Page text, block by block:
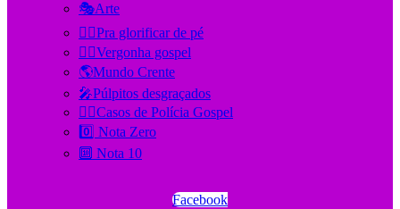
🎭Arte
🙋‍♂️Pra glorificar de pé
🤦‍♂️Vergonha gospel
🌎Mundo Crente
🎤Púlpitos desgraçados
👮‍♂️Casos de Polícia Gospel
0️⃣ Nota Zero
🔟 Nota 10
Facebook